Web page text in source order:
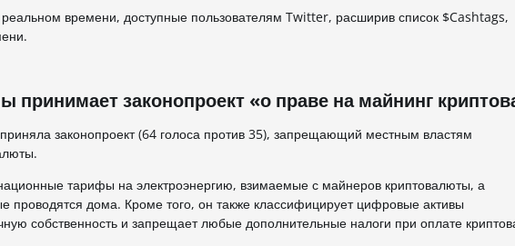
времени, доступные пользователям Twitter, расширив список $Cashtags,
принимает законопроект «о праве на майнинг
законопроект (64 голоса против 35), запрещающий местным властям
тарифы на электроэнергию, взимаемые с майнеров криптовалюты, а
проводятся дома. Кроме того, он также классифицирует цифровые активы
собственность и запрещает любые дополнительные налоги при оплате